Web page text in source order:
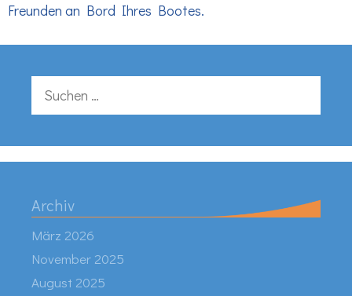
Freunden an Bord Ihres Bootes.
Suchen
nach:
Archiv
März 2026
November 2025
August 2025